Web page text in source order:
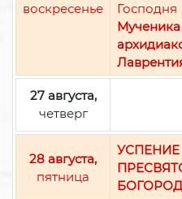
воскресенье
Господня
Мученика
27 августа,
четверг
28 августа,
пятница
УСПЕНИЕ